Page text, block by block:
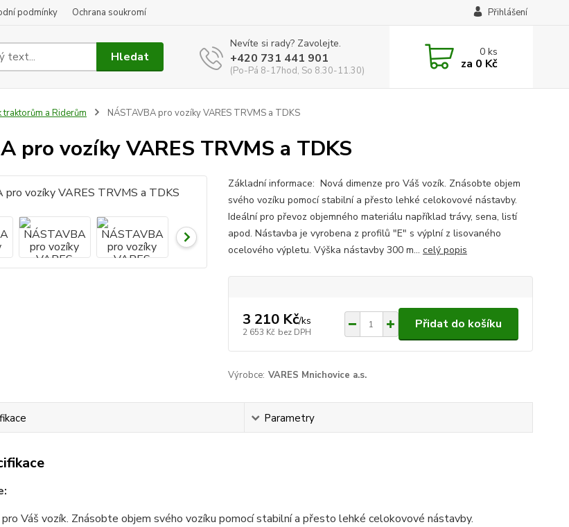
podmínky Ochrana soukromí Přihlášení
Hledat
Nevíte si rady? Zavolejte.
+420 731 441 901
(Po-Pá 8-17hod, So 8.30-11.30)
0ks
za 0 Kč
traktorům a Riderům NÁSTAVBA pro vozíky VARES TRVMS a TDKS
pro vozíky VARES TRVMS a TDKS
Základní informace: Nová dimenze pro Váš vozík. Znásobte objem
svého vozíku pomocí stabilní a přesto lehké celokovové nástavby.
Ideální pro převoz objemného materiálu například trávy, sena, listí
apod. Nástavba je vyrobena z profilů "E" s výplní z lisovaného
ocelového výpletu. Výška nástavby 300 m... celý popis
3 210 Kč/ks
2 653 Kč bez DPH
Přidat do košíku
Výrobce: VARES Mnichovice a.s.
Parametry
Váš vozík. Znásobte objem svého vozíku pomocí stabilní a přesto lehké celokovové nástavby.